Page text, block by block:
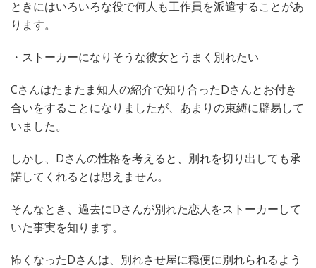
ときにはいろいろな役で何人も工作員を派遣することがあ
ります。
・ストーカーになりそうな彼女とうまく別れたい
Cさんはたまたま知人の紹介で知り合ったDさんとお付き
合いをすることになりましたが、あまりの束縛に辟易して
いました。
しかし、Dさんの性格を考えると、別れを切り出しても承
諾してくれるとは思えません。
そんなとき、過去にDさんが別れた恋人をストーカーして
いた事実を知ります。
怖くなったDさんは、別れさせ屋に穏便に別れられるよう